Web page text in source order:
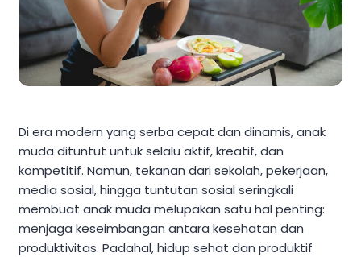
Di era modern yang serba cepat dan dinamis, anak
muda dituntut untuk selalu aktif, kreatif, dan
kompetitif. Namun, tekanan dari sekolah, pekerjaan,
media sosial, hingga tuntutan sosial seringkali
membuat anak muda melupakan satu hal penting:
menjaga keseimbangan antara kesehatan dan
produktivitas. Padahal, hidup sehat dan produktif